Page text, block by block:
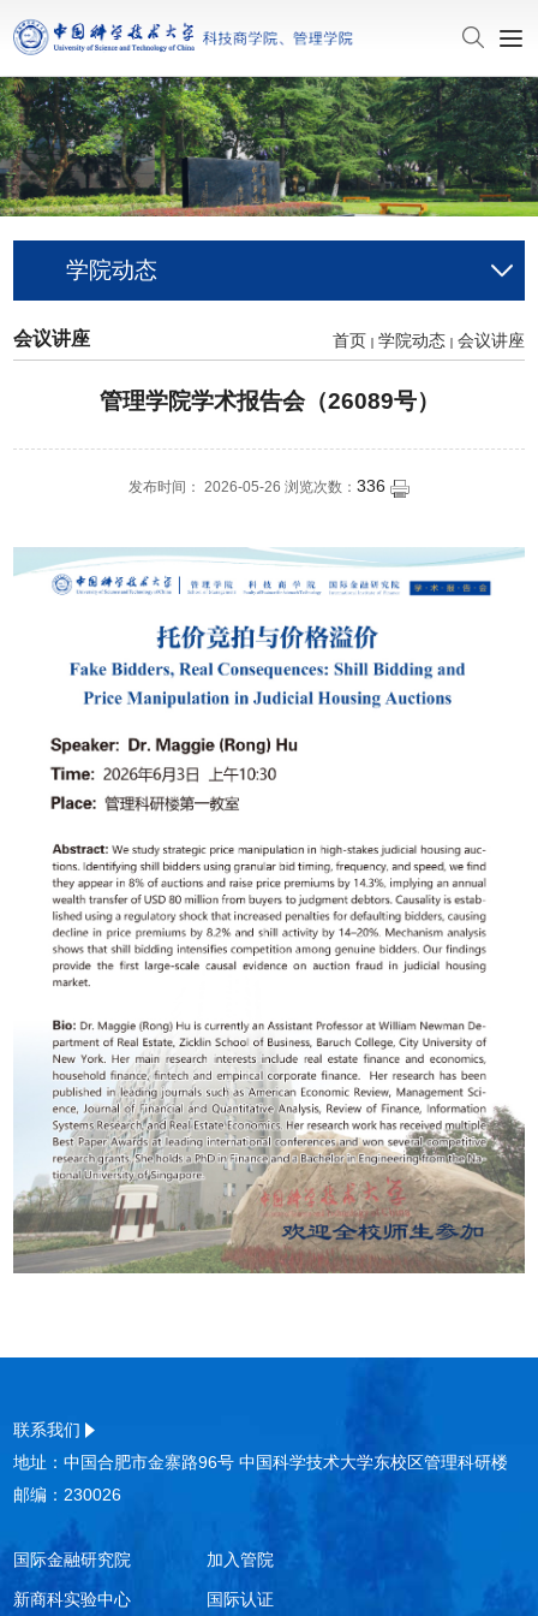
学院动态
会议讲座 首页 学院动态 会议讲座
管理学院学术报告会（26089号）
发布时间： 2026-05-26 浏览次数： 336
联系我们
地址：中国合肥市金寨路96号 中国科学技术大学东校区管理科研楼
邮编：230026
国际金融研究院
新商科实验中心
加入管院
国际认证